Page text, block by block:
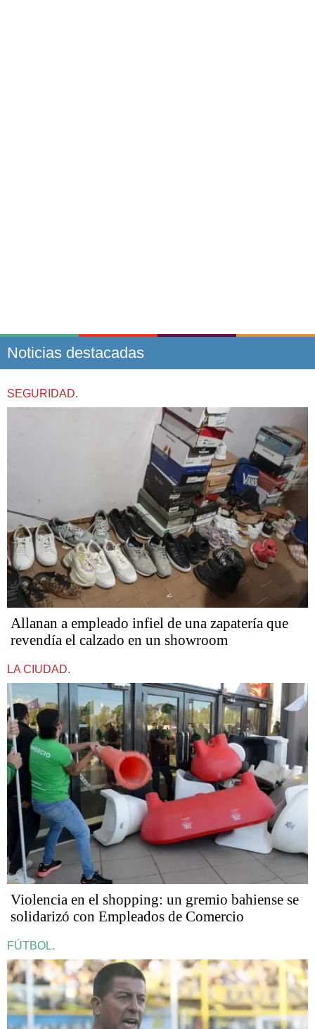
Noticias destacadas
SEGURIDAD.
Allanan a empleado infiel de una zapatería que
revendía el calzado en un showroom
LA CIUDAD.
Violencia en el shopping: un gremio bahiense se
solidarizó con Empleados de Comercio
FÚTBOL.